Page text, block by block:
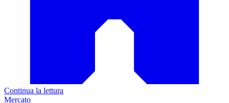
Continua la lettura
Mercato